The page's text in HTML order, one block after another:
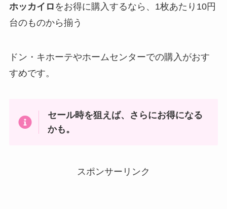
ホッカイロ をお得に購入するなら、1枚あたり10円
台のものから揃う
ドン・キホーテやホームセンターでの購入がおす
すめです。
セール時を狙えば、さらにお得になる
かも。
スポンサーリンク